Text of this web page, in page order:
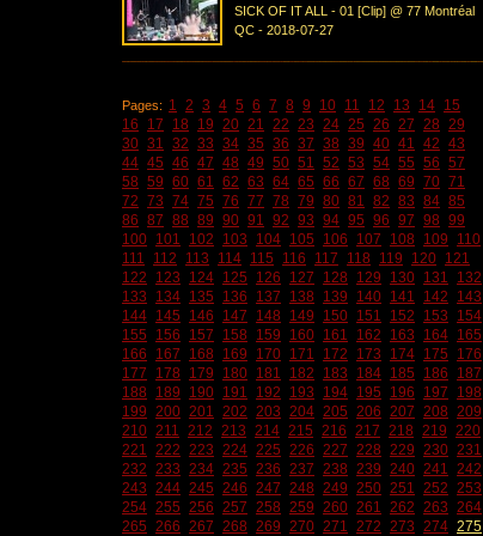
SICK OF IT ALL - 01 [Clip] @ 77 Montréal
QC - 2018-07-27
Pages: 1 2 3 4 5 6 7 8 9 10 11 12 13 14 15
16
17 18 19 20 21 22 23 24 25 26 27 28 29
30 31 32 33 34 35 36 37 38 39 40 41 42 43
44 45 46 47 48 49 50 51 52 53 54 55 56 57
58 59 60 61 62 63 64 65 66 67 68 69 70 71
72 73 74 75 76 77 78 79 80 81 82 83 84 85
86 87 88 89 90 91 92 93 94 95 96 97 98 99
100 101 102 103 104 105 106 107 108 109
110
111
112 113 114 115 116 117 118 119 120 121
122
123 124 125 126 127 128 129 130 131
132
133
134 135 136 137 138 139 140 141 142
143
144 145 146 147 148 149 150 151 152 153
154
155
156 157 158 159 160 161 162 163 164 165
166
167 168 169 170 171 172 173 174 175
176
177
178 179 180 181 182 183 184 185 186
187
188
189 190 191 192 193 194 195 196 197
198
199 200 201 202 203 204 205 206 207 208 209
210 211 212 213 214 215 216 217 218 219 220
221 222 223 224 225 226 227 228 229 230 231
232 233 234 235 236 237 238 239 240 241 242
243 244 245 246 247 248 249 250 251 252 253
254 255 256 257 258 259 260 261 262 263 264
265 266 267 268 269 270 271 272 273 274 275